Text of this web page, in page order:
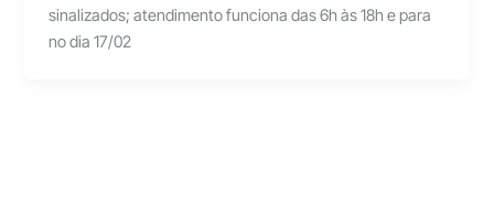
sinalizados; atendimento funciona das 6h às 18h e para
no dia 17/02